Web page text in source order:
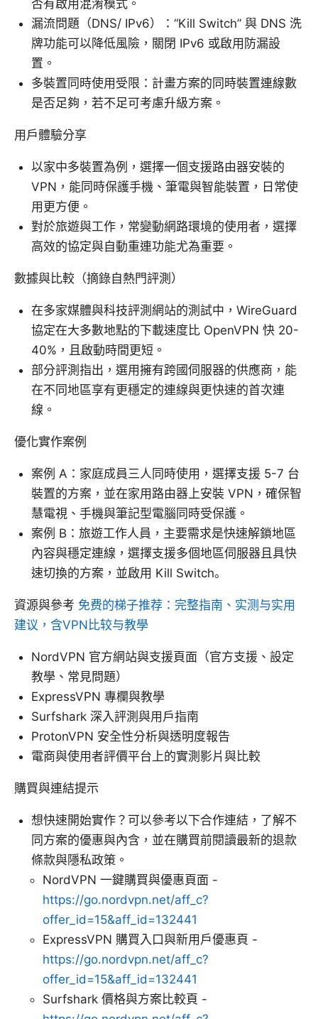
否有啟用混淆模式。
漏流問題（DNS/ IPv6）：“Kill Switch” 與 DNS 洗
牌功能可以降低風險，關閉 IPv6 或啟用防漏設
置。
多裝置同時使用受限：計畫方案的同時裝置連線數
是否足夠，若不足可考慮升級方案。
用戶體驗分享
以家中多裝置為例，選擇一個支援路由器安裝的
VPN，能同時保護手機、筆電與智能裝置，日常使
用更方便。
對於旅遊與工作，常變動網路環境的使用者，選擇
高效的協定與自動重連功能尤為重要。
數據與比較（摘錄自熱門評測）
在多家媒體與科技評測網站的測試中，WireGuard
協定在大多數地點的下載速度比 OpenVPN 快 20-
40%，且啟動時間更短。
部分評測指出，選用擁有跨國伺服器的供應商，能
在不同地區享有更穩定的連線與更快速的首次連
線。
優化實作案例
案例 A：家庭成員三人同時使用，選擇支援 5-7 台
裝置的方案，並在家用路由器上安裝 VPN，確保智
慧電視、手機與筆記型電腦同時受保護。
案例 B：旅遊工作人員，主要需求是快速解鎖地區
內容與穩定連線，選擇支援多個地區伺服器且具快
速切換的方案，並啟用 Kill Switch。
資源與參考 免费的梯子推荐：完整指南、实测与实用
建议，含VPN比较与教學
NordVPN 官方網站與支援頁面（官方支援、設定
教學、常見問題）
ExpressVPN 專欄與教學
Surfshark 深入評測與用戶指南
ProtonVPN 安全性分析與透明度報告
電商與使用者評價平台上的實測影片與比較
購買與連結提示
想快速開始實作？可以參考以下合作連結，了解不
同方案的優惠與內含，並在購買前閱讀最新的退款
條款與隱私政策。
NordVPN 一鍵購買與優惠頁面 -
https://go.nordvpn.net/aff_c?
offer_id=15&aff_id=132441
ExpressVPN 購買入口與新用戶優惠頁 -
https://go.nordvpn.net/aff_c?
offer_id=15&aff_id=132441
Surfshark 價格與方案比較頁 -